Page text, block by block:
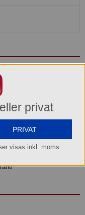
cm och passar utmärkt
privat
PRIVAT
visas inkl. moms